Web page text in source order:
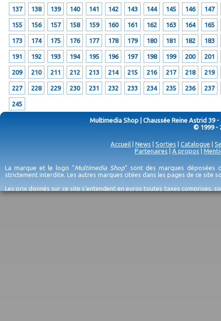
137 138 139 140 141 142 143 144 145 146 147
155 156 157 158 159 160 161 162 163 164 165
173 174 175 176 177 178 179 180 181 182 183
191 192 193 194 195 196 197 198 199 200 201
209 210 211 212 213 214 215 216 217 218 219
227 228 229 230 231 232 233 234 235 236 237
245
Multimedia Shop | Chaussée Reine Astrid 39 -
© 1999 -
Accueil News Sorties Catalogue
Partenaires
A propos
La marque et le logo "Multimedia Shop" sont des marques déposées
strictement interdite. Les autres marques citées dans les pages de ce site
Les prix donnés sur ce site s'entendent en euros toutes taxes comprises,
erreurs d'encodage, et sauf épuisement du stock et/ou impossibilité de